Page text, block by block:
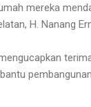
mereka
H. Nanang